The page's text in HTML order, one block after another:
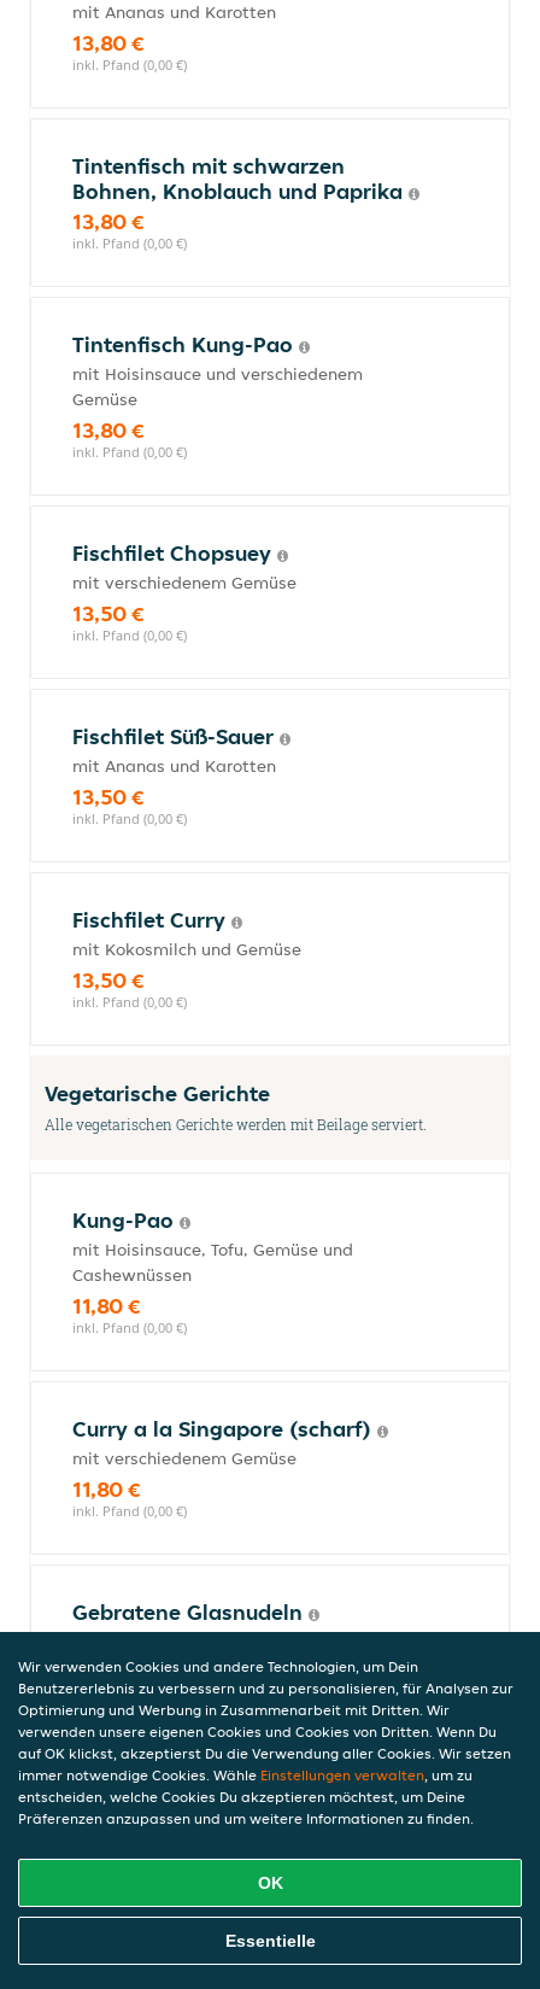
mit Ananas und Karotten
13,80 €
inkl. Pfand (0,00 €)
Tintenfisch mit schwarzen
Bohnen, Knoblauch und Paprika
13,80 €
inkl. Pfand (0,00 €)
Tintenfisch Kung-Pao
mit Hoisinsauce und verschiedenem
Gemüse
13,80 €
inkl. Pfand (0,00 €)
Fischfilet Chopsuey
mit verschiedenem Gemüse
13,50 €
inkl. Pfand (0,00 €)
Fischfilet Süß-Sauer
mit Ananas und Karotten
13,50 €
inkl. Pfand (0,00 €)
Fischfilet Curry
mit Kokosmilch und Gemüse
13,50 €
inkl. Pfand (0,00 €)
Vegetarische Gerichte
Alle vegetarischen Gerichte werden mit Beilage serviert.
Kung-Pao
mit Hoisinsauce, Tofu, Gemüse und
Cashewnüssen
11,80 €
inkl. Pfand (0,00 €)
Curry a la Singapore (scharf)
mit verschiedenem Gemüse
11,80 €
inkl. Pfand (0,00 €)
Gebratene Glasnudeln
13,00 €
inkl. Pfand (0,00 €)
Mango
mit gebratenem Tofu und verschiedenem
inkl. Pfand (0,00 €)
Online Essen Bestellen
Wir verwenden Cookies und andere Technologien, um Dein
Benutzererlebnis zu verbessern und zu personalisieren, für Analysen zur
Optimierung und Werbung in Zusammenarbeit mit Dritten. Wir
verwenden unsere eigenen Cookies und Cookies von Dritten. Wenn Du
auf OK klickst, akzeptierst Du die Verwendung aller Cookies. Wir setzen
immer notwendige Cookies. Wähle Einstellungen verwalten, um zu
entscheiden, welche Cookies Du akzeptieren möchtest, um Deine
Präferenzen anzupassen und um weitere Informationen zu finden.
OK
Essentielle